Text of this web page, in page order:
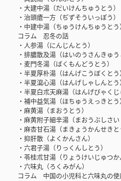
・大建中湯（だいけんちゅうとう）
・治頭瘡一方（ぢずそういっぽう）
・中建中湯（ちゅうけんちゅうとう）
コラム 忍冬の話
・人参湯（にんじんとう）
・排膿散及湯（はいのうさんきゅう
・麦門冬湯（ばくもんどうとう）
・半夏厚朴湯（はんげこうぼくとう）
・半夏瀉心湯（はんげしゃしんとう）
・半夏白朮天麻湯（はんげびゃくじ
・補中益気湯（ほちゅうえっきとう）
・麻黄湯（まおうとう）
・麻黄附子細辛湯（まおうぶしさい
・麻杏甘石湯（まきょうかんせきと
・抑肝散（よくかんさん）
・六君子湯（りっくんしとう）
・苓桂朮甘湯（りょうけいじゅつか
・六味丸（ろくみがん）
コラム 中国の小児科と六味丸の使